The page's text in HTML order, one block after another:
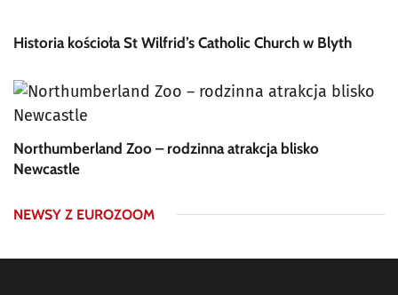
Historia kościoła St Wilfrid’s Catholic Church w Blyth
Northumberland Zoo – rodzinna atrakcja blisko
Newcastle
NEWSY Z EUROZOOM